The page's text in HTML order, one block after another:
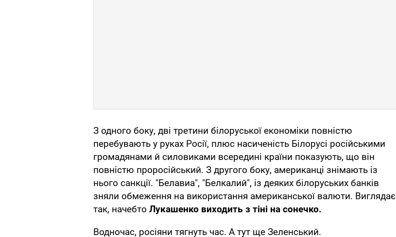
З одного боку, дві третини білоруської економіки повністю
перебувають у руках Росії, плюс насиченість Білорусі російськими
громадянами й силовиками всередині країни показують, що він
повністю проросійський. З другого боку, американці знімають із
нього санкції. "Белавиа", "Белкалий", із деяких білоруських банків
зняли обмеження на використання американської валюти. Виглядає
так, начебто Лукашенко виходить з тіні на сонечко.
Водночас, росіяни тягнуть час. А тут ще Зеленський.